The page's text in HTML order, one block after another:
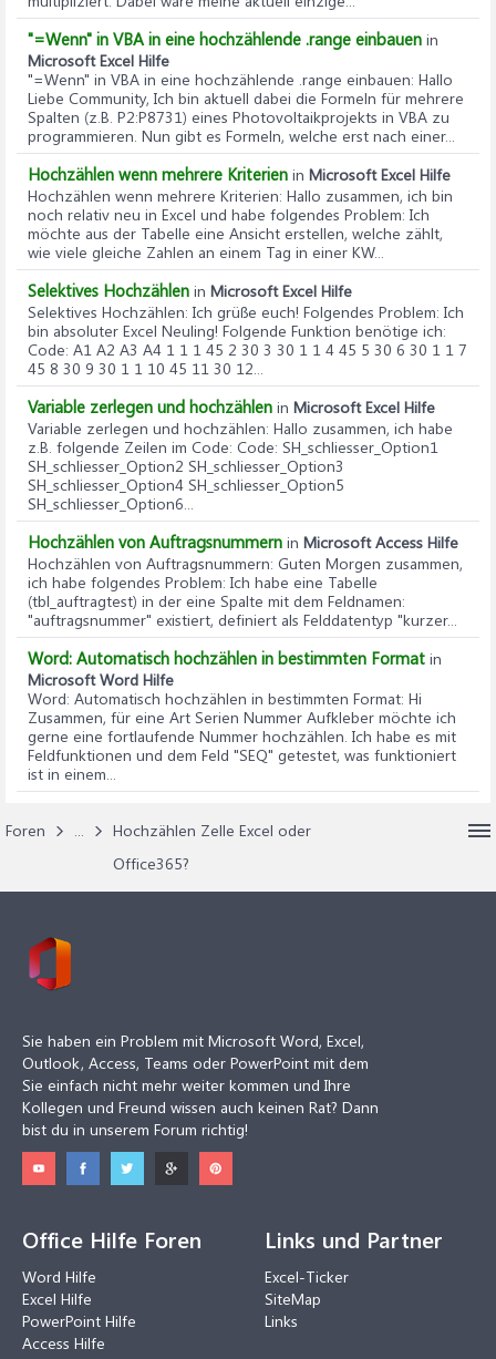
"=Wenn" in VBA in eine hochzählende .range einbauen in
Microsoft Excel Hilfe
"=Wenn" in VBA in eine hochzählende .range einbauen: Hallo
Liebe Community, Ich bin aktuell dabei die Formeln für mehrere
Spalten (z.B. P2:P8731) eines Photovoltaikprojekts in VBA zu
programmieren. Nun gibt es Formeln, welche erst nach einer...
Hochzählen wenn mehrere Kriterien in Microsoft Excel Hilfe
Hochzählen wenn mehrere Kriterien: Hallo zusammen, ich bin
noch relativ neu in Excel und habe folgendes Problem: Ich
möchte aus der Tabelle eine Ansicht erstellen, welche zählt,
wie viele gleiche Zahlen an einem Tag in einer KW...
Selektives Hochzählen in Microsoft Excel Hilfe
Selektives Hochzählen: Ich grüße euch! Folgendes Problem: Ich
bin absoluter Excel Neuling! Folgende Funktion benötige ich:
Code: A1 A2 A3 A4 1 1 1 45 2 30 3 30 1 1 4 45 5 30 6 30 1 1 7
45 8 30 9 30 1 1 10 45 11 30 12...
Variable zerlegen und hochzählen in Microsoft Excel Hilfe
Variable zerlegen und hochzählen: Hallo zusammen, ich habe
z.B. folgende Zeilen im Code: Code: SH_schliesser_Option1
SH_schliesser_Option2 SH_schliesser_Option3
SH_schliesser_Option4 SH_schliesser_Option5
SH_schliesser_Option6...
Hochzählen von Auftragsnummern in Microsoft Access Hilfe
Hochzählen von Auftragsnummern: Guten Morgen zusammen,
ich habe folgendes Problem: Ich habe eine Tabelle
(tbl_auftragtest) in der eine Spalte mit dem Feldnamen:
"auftragsnummer" existiert, definiert als Felddatentyp "kurzer...
Word: Automatisch hochzählen in bestimmten Format in
Microsoft Word Hilfe
Word: Automatisch hochzählen in bestimmten Format: Hi
Zusammen, für eine Art Serien Nummer Aufkleber möchte ich
gerne eine fortlaufende Nummer hochzählen. Ich habe es mit
Feldfunktionen und dem Feld "SEQ" getestet, was funktioniert
ist in einem...
Foren ...
Hochzählen Zelle Excel oder
Office365?
Sie haben ein Problem mit Microsoft Word, Excel,
Outlook, Access, Teams oder PowerPoint mit dem
Sie einfach nicht mehr weiter kommen und Ihre
Kollegen und Freund wissen auch keinen Rat? Dann
bist du in unserem Forum richtig!
Office Hilfe Foren
Word Hilfe
Excel Hilfe
PowerPoint Hilfe
Access Hilfe
Links und Partner
Excel-Ticker
SiteMap
Links